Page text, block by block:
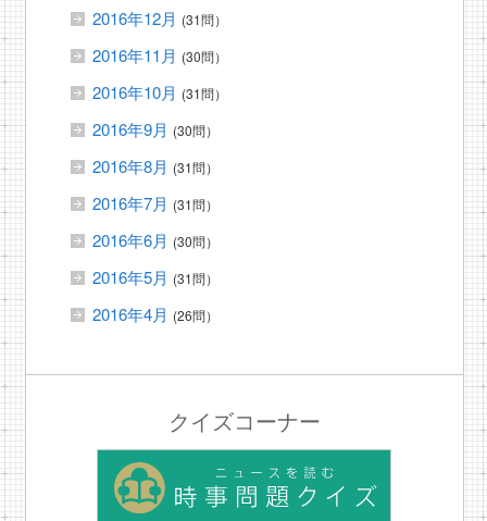
2016年12月 (31問）
2016年11月 (30問）
2016年10月 (31問）
2016年9月 (30問）
2016年8月 (31問）
2016年7月 (31問）
2016年6月 (30問）
2016年5月 (31問）
2016年4月 (26問）
クイズコーナー